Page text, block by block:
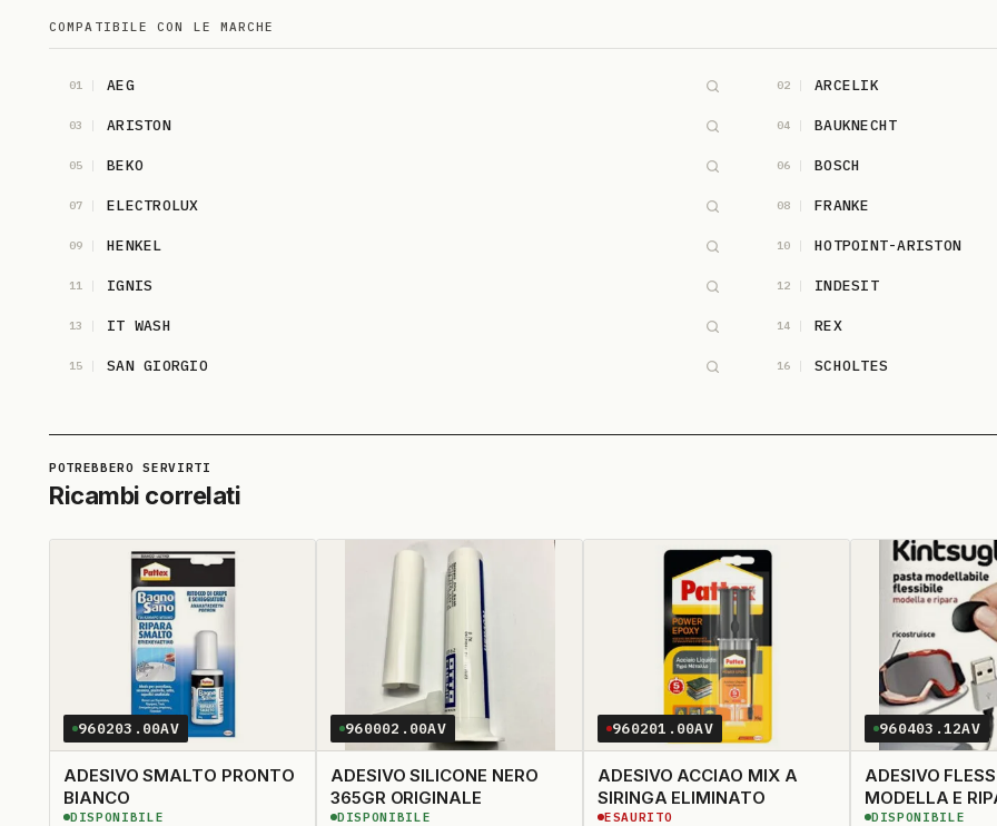
COMPATIBILE CON LE MARCHE
01 AEG 02 ARCELIK
03 ARISTON 04 BAUKNECHT
05 BEKO 06 BOSCH
07 ELECTROLUX 08 FRANKE
09 HENKEL 10 HOTPOINT-ARISTON
11 IGNIS 12 INDESIT
13 IT WASH 14 REX
15 SAN GIORGIO 16 SCHOLTES
21 WPRO
Ricambi correlati
960203.00AV
ADESIVO SMALTO PRONTO
BIANCO
DISPONIBILE
960002.00AV
ADESIVO SILICONE NERO
365GR ORIGINALE
DISPONIBILE
960201.00AV
ADESIVO ACCIAO MIX A
SIRINGA ELIMINATO
ESAURITO
960403.12AV
ADESIVO
MODELLA E
DISPONIBILE